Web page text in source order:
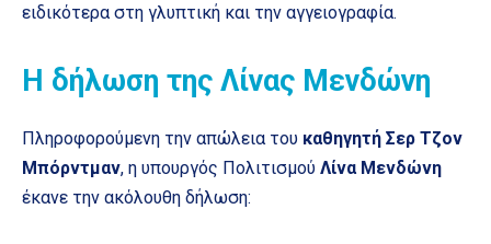
ειδικότερα στη γλυπτική και την αγγειογραφία.
Η δήλωση της Λίνας Μενδώνη
Πληροφορούμενη την απώλεια του καθηγητή Σερ Τζον
Μπόρντμαν, η υπουργός Πολιτισμού Λίνα Μενδώνη
έκανε την ακόλουθη δήλωση: